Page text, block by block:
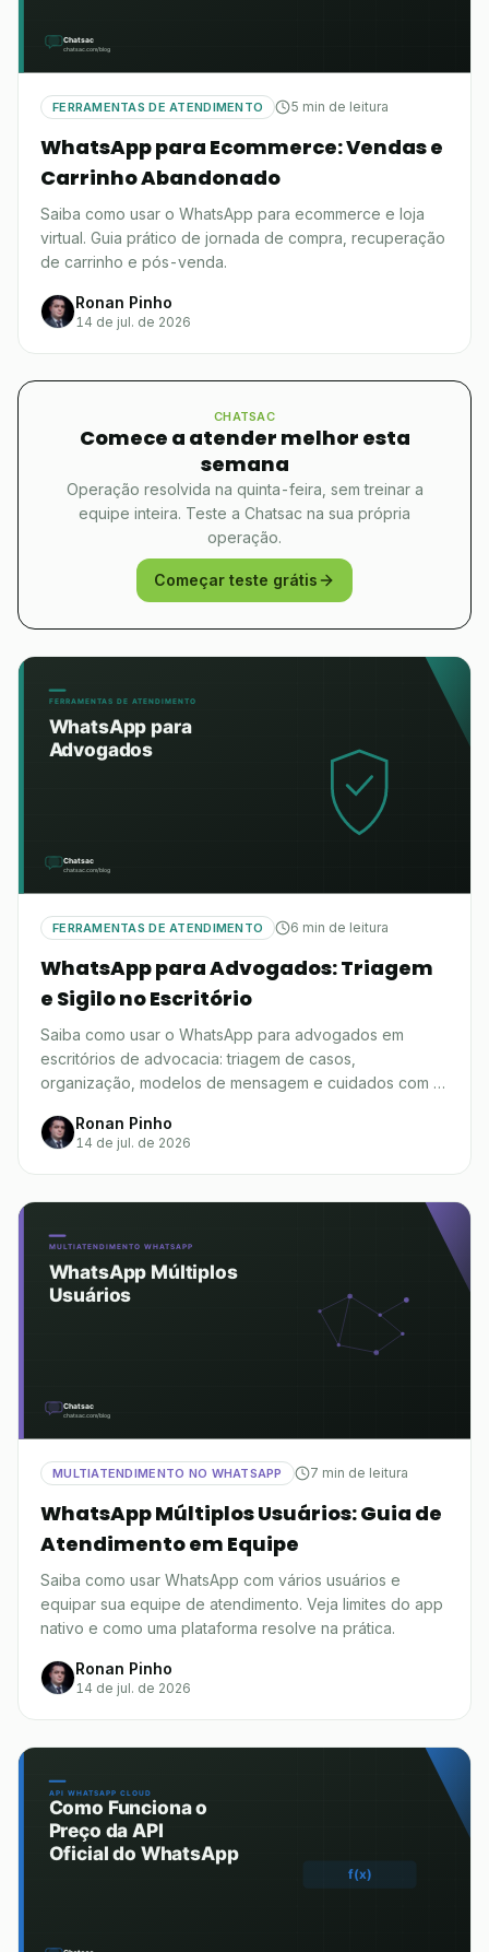
FERRAMENTAS DE ATENDIMENTO 5 min de leitura
WhatsApp para Ecommerce: Vendas e
Carrinho Abandonado
Saiba como usar o WhatsApp para ecommerce e loja
virtual. Guia prático de jornada de compra, recuperação
de carrinho e pós-venda.
Ronan Pinho
14 de jul. de 2026
CHATSAC
Comece a atender melhor esta
semana
Operação resolvida na quinta-feira, sem treinar a
equipe inteira. Teste a Chatsac na sua própria
operação.
Começar teste grátis
FERRAMENTAS DE ATENDIMENTO 6 min de leitura
WhatsApp para Advogados: Triagem
e Sigilo no Escritório
Saiba como usar o WhatsApp para advogados em
escritórios de advocacia: triagem de casos,
organização, modelos de mensagem e cuidados com a
Ronan Pinho
14 de jul. de 2026
MULTIATENDIMENTO NO WHATSAPP 7 min de leitura
WhatsApp Múltiplos Usuários: Guia de
Atendimento em Equipe
Saiba como usar WhatsApp com vários usuários e
equipar sua equipe de atendimento. Veja limites do app
nativo e como uma plataforma resolve na prática.
Ronan Pinho
14 de jul. de 2026